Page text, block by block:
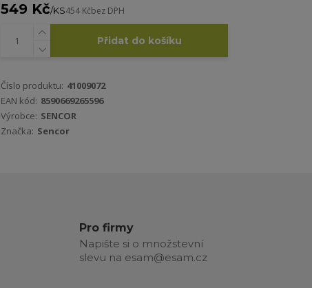
549 Kč/KS454 Kčbez DPH
Přidat do košíku
Číslo produktu: 41009072
EAN kód: 8590669265596
Výrobce: SENCOR
Značka: Sencor
Pro firmy
Napište si o množstevní
slevu na esam@esam.cz